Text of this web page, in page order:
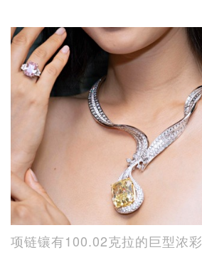
项链镶有100.02克拉的巨型浓